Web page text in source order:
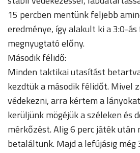
15 percben mentünk feljebb
eredménye, így alakult ki a 3:0-
megnyugtató előny.
Második félidő:
Minden taktikai utasítást
kezdtük a második félidőt. Mivel
védekezni, arra kértem a
kerüljünk mögéjük a széleken és
mérkőzést. Alig 6 perc játék után
betaláltunk. Majd a lefújásig